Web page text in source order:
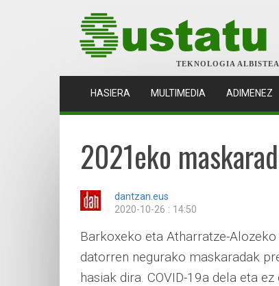
TEKNOLOGIA
HASIERA (CURRENT)
MULTIMEDIA ADIMENEZ
2021eko
dantzan.eus
2020-10-26 : 14:50
Barkoxeko eta Atharratze-
datorren negurako maskaradak
hasiak dira. COVID-19a dela eta ez